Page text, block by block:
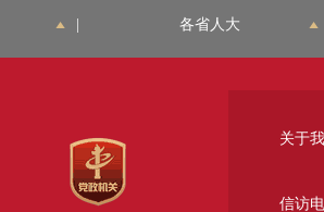
各省人大
关于
信访